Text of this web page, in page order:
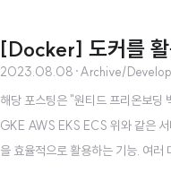
[Docker] 도커를
2023.08.08 ·Archive/Develop
해당 포스팅은 "원티드 프리온보딩
GKE AWS EKS ECS 위와 같은 서
을 효율적으로 활용하는 기능. 여